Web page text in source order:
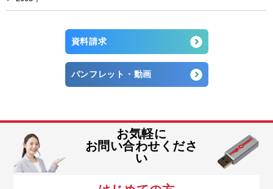
資料請求
パンフレット・動画
お気軽に
お問い合わせくださ
い